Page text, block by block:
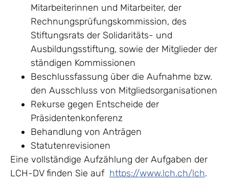
Mitarbeiterinnen und Mitarbeiter, der
Rechnungsprüfungskommission, des
Stiftungsrats der Solidaritäts- und
Ausbildungsstiftung, sowie der Mitglieder der
ständigen Kommissionen
Beschlussfassung über die Aufnahme bzw.
den Ausschluss von Mitgliedsorganisationen
Rekurse gegen Entscheide der
Präsidentenkonferenz
Behandlung von Anträgen
Statutenrevisionen
Eine vollständige Aufzählung der Aufgaben der
LCH-DV finden Sie auf https://www.lch.ch/lch.